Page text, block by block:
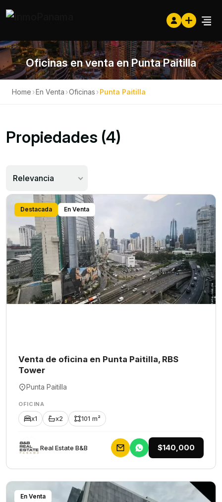
Oficinas en venta en Punta Paitilla
Home ›En Venta ›Oficinas ›Punta Paitilla
Propiedades (4)
Relevancia
Destacada En Venta
Venta de oficina en Punta Paitilla, RBS
Tower
Punta Paitilla
OFICINA
x1 x2 101 m²
Rеаl Еstаtе В&В $140,000
En Venta